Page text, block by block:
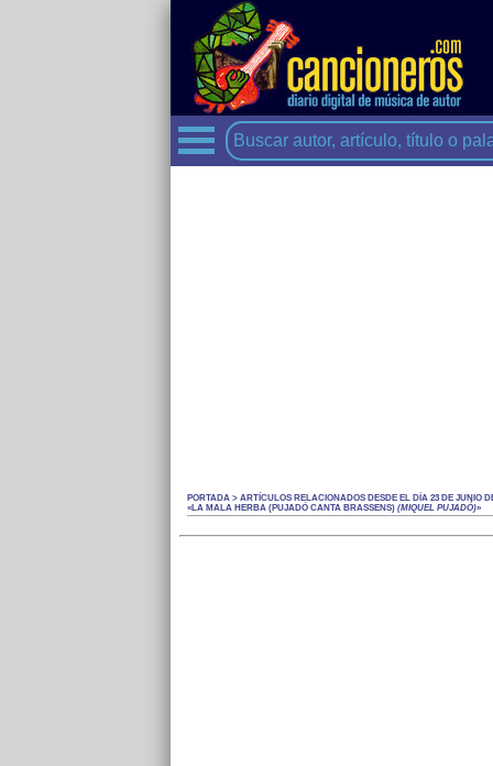
PORTADA > ARTÍCULOS RELACIONADOS DESDE EL DÍA 23 DE JUNIO
«LA MALA HERBA (PUJADÓ CANTA BRASSENS)(MIQUEL PUJADÓ)»